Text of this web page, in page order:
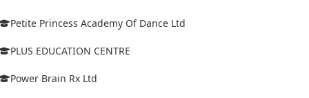
Petite Princess Academy Of Dance Ltd
PLUS EDUCATION CENTRE
Power Brain Rx Ltd